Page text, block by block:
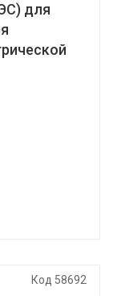
для
Код 58692